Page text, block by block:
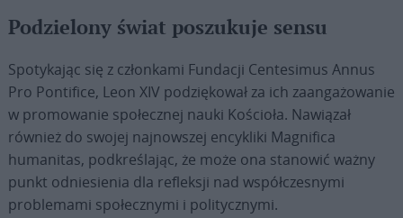
Podzielony świat poszukuje sensu
Spotykając się z członkami Fundacji Centesimus Annus
Pro Pontifice, Leon XIV podziękował za ich zaangażowanie
w promowanie społecznej nauki Kościoła. Nawiązał
również do swojej najnowszej encykliki Magnifica
humanitas, podkreślając, że może ona stanowić ważny
punkt odniesienia dla refleksji nad współczesnymi
problemami społecznymi i politycznymi.